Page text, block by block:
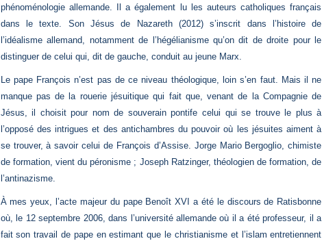
phénoménologie allemande. Il a également lu les auteurs catholiques français
dans le texte. Son Jésus de Nazareth (2012) s’inscrit dans l’histoire de
l’idéalisme allemand, notamment de l’hégélianisme qu’on dit de droite pour le
distinguer de celui qui, dit de gauche, conduit au jeune Marx.
Le pape François n’est pas de ce niveau théologique, loin s’en faut. Mais il ne
manque pas de la rouerie jésuitique qui fait que, venant de la Compagnie de
Jésus, il choisit pour nom de souverain pontife celui qui se trouve le plus à
l’opposé des intrigues et des antichambres du pouvoir où les jésuites aiment à
se trouver, à savoir celui de François d’Assise. Jorge Mario Bergoglio, chimiste
de formation, vient du péronisme ; Joseph Ratzinger, théologien de formation, de
l’antinazisme.
À mes yeux, l’acte majeur du pape Benoît XVI a été le discours de Ratisbonne
où, le 12 septembre 2006, dans l’université allemande où il a été professeur, il a
fait son travail de pape en estimant que le christianisme et l’islam entretiennent